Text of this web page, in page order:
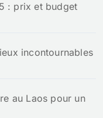
: prix et budget
incontournables
au Laos pour un